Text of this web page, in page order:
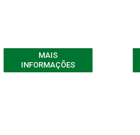
MAIS
INFORMAÇÕES